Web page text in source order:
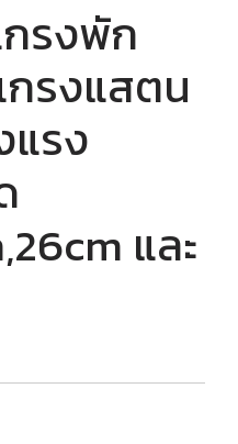
รงพัก
รงแสตน
แรง
และ